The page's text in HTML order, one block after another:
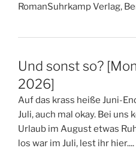
RomanSuhrkamp Verlag,
Und sonst so?
2026]
Auf das krass heiße Juni-
Juli, auch mal okay. Bei uns
Urlaub im August etwas
los war im Juli, lest ihr hier....